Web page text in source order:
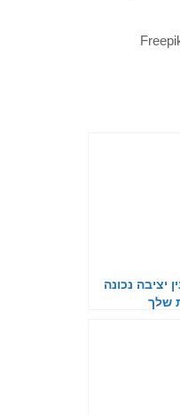
יציבה נכונה
שלך